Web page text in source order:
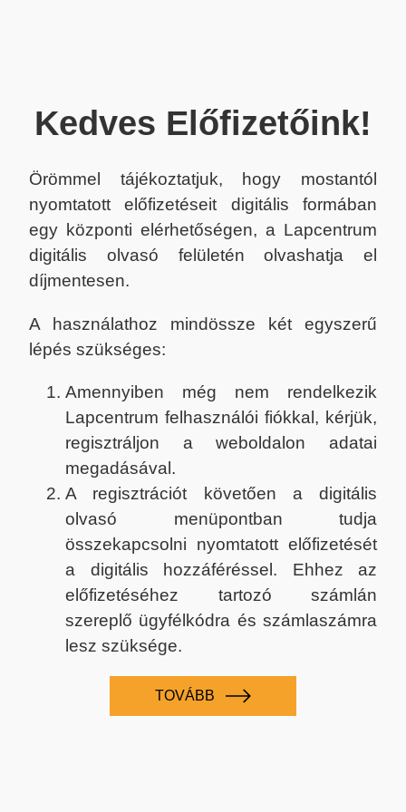
Kedves Előfizetőink!
Örömmel tájékoztatjuk, hogy mostantól
nyomtatott előfizetéseit digitális formában
egy központi elérhetőségen, a Lapcentrum
digitális olvasó felületén olvashatja el
díjmentesen.
A használathoz mindössze két egyszerű
lépés szükséges:
Amennyiben még nem rendelkezik
Lapcentrum felhasználói fiókkal, kérjük,
regisztráljon a weboldalon adatai
megadásával.
A regisztrációt követően a digitális
olvasó menüpontban tudja
összekapcsolni nyomtatott előfizetését
a digitális hozzáféréssel. Ehhez az
előfizetéséhez tartozó számlán
szereplő ügyfélkódra és számlaszámra
lesz szüksége.
TOVÁBB